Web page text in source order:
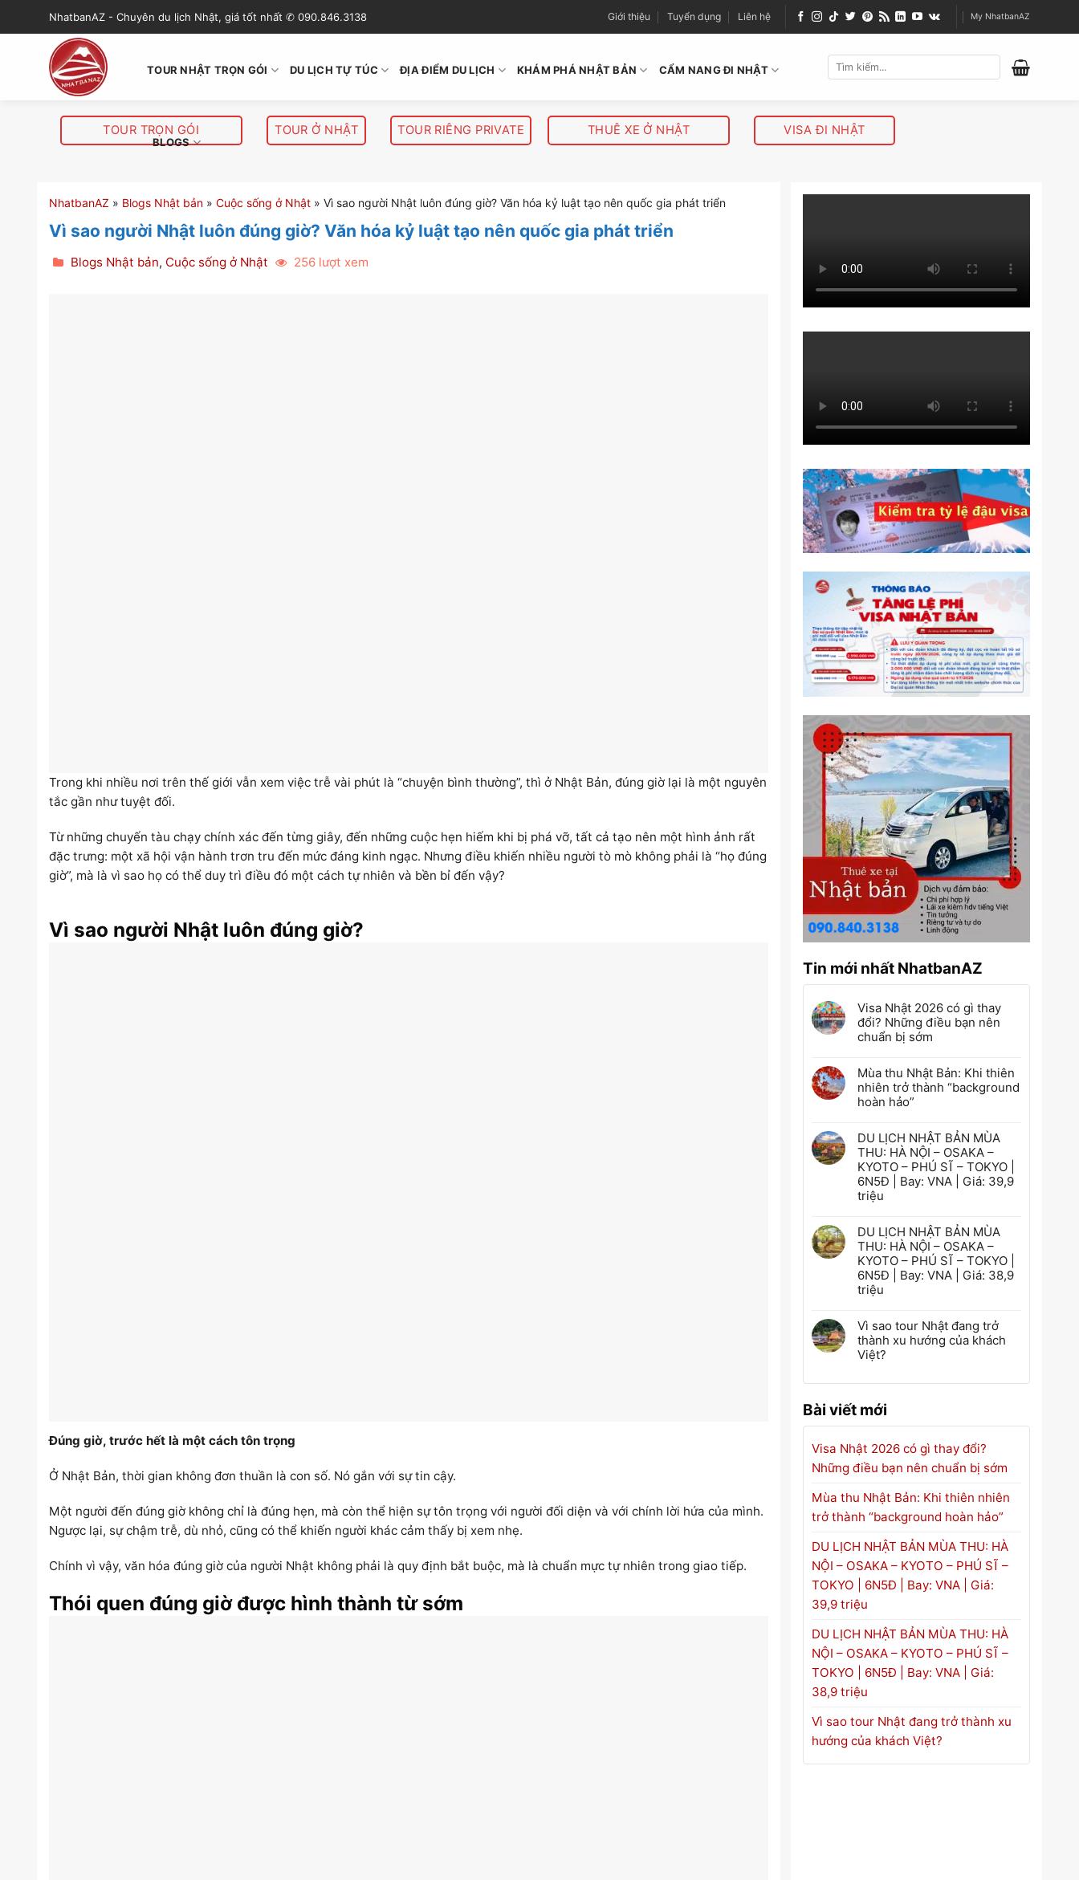
NhatbanAZ - Chuyên du lịch Nhật, giá tốt nhất ✆ 090.846.3138 Giới thiệu Tuyển dụng Liên hệ My NhatbanAZ
TOUR NHẬT TRỌN GÓI DU LỊCH TỰ TÚC ĐỊA ĐIỂM DU LỊCH KHÁM PHÁ NHẬT BẢN CẨM NANG ĐI NHẬT
BLOGS
TOUR TRỌN GÓI TOUR Ở NHẬT TOUR RIÊNG PRIVATE THUÊ XE Ở NHẬT VISA ĐI NHẬT
NhatbanAZ » Blogs Nhật bản » Cuộc sống ở Nhật » Vì sao người Nhật luôn đúng giờ? Văn hóa kỷ luật tạo nên quốc gia phát triển
Vì sao người Nhật luôn đúng giờ? Văn hóa kỷ luật tạo nên quốc gia phát triển
Blogs Nhật bản, Cuộc sống ở Nhật 256 lượt xem
Trong khi nhiều nơi trên thế giới vẫn xem việc trễ vài phút là “chuyện bình thường”, thì ở Nhật Bản, đúng giờ lại là một nguyên
tắc gần như tuyệt đối.
Từ những chuyến tàu chạy chính xác đến từng giây, đến những cuộc hẹn hiếm khi bị phá vỡ, tất cả tạo nên một hình ảnh rất
đặc trưng: một xã hội vận hành trơn tru đến mức đáng kinh ngạc. Nhưng điều khiến nhiều người tò mò không phải là “họ đúng
giờ”, mà là vì sao họ có thể duy trì điều đó một cách tự nhiên và bền bỉ đến vậy?
Vì sao người Nhật luôn đúng giờ?
Đúng giờ, trước hết là một cách tôn trọng
Ở Nhật Bản, thời gian không đơn thuần là con số. Nó gắn với sự tin cậy.
Một người đến đúng giờ không chỉ là đúng hẹn, mà còn thể hiện sự tôn trọng với người đối diện và với chính lời hứa của mình.
Ngược lại, sự chậm trễ, dù nhỏ, cũng có thể khiến người khác cảm thấy bị xem nhẹ.
Chính vì vậy, văn hóa đúng giờ của người Nhật không phải là quy định bắt buộc, mà là chuẩn mực tự nhiên trong giao tiếp.
Thói quen đúng giờ được hình thành từ sớm
Tin mới nhất NhatbanAZ
Visa Nhật 2026 có gì thay
đổi? Những điều bạn nên
chuẩn bị sớm
Mùa thu Nhật Bản: Khi thiên
nhiên trở thành “background
hoàn hảo”
DU LỊCH NHẬT BẢN MÙA
THU: HÀ NỘI – OSAKA –
KYOTO – PHÚ SĨ – TOKYO |
6N5Đ | Bay: VNA | Giá: 39,9
triệu
DU LỊCH NHẬT BẢN MÙA
THU: HÀ NỘI – OSAKA –
KYOTO – PHÚ SĨ – TOKYO |
6N5Đ | Bay: VNA | Giá: 38,9
triệu
Vì sao tour Nhật đang trở
thành xu hướng của khách
Việt?
Bài viết mới
Visa Nhật 2026 có gì thay đổi?
Những điều bạn nên chuẩn bị sớm
Mùa thu Nhật Bản: Khi thiên nhiên
trở thành “background hoàn hảo”
DU LỊCH NHẬT BẢN MÙA THU: HÀ
NỘI – OSAKA – KYOTO – PHÚ SĨ –
TOKYO | 6N5Đ | Bay: VNA | Giá:
39,9 triệu
DU LỊCH NHẬT BẢN MÙA THU: HÀ
NỘI – OSAKA – KYOTO – PHÚ SĨ –
TOKYO | 6N5Đ | Bay: VNA | Giá:
38,9 triệu
Vì sao tour Nhật đang trở thành xu
hướng của khách Việt?